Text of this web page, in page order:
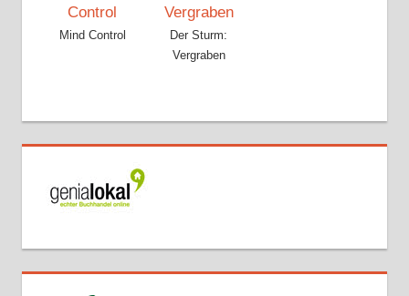
Mind Control
Der Sturm:
Vergraben